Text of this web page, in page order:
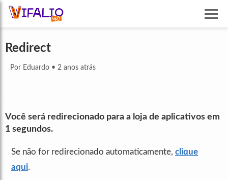
Redirect
Por Eduardo • 2 anos atrás
Você será redirecionado para a loja de aplicativos em
1 segundos.
Se não for redirecionado automaticamente, clique
aqui.